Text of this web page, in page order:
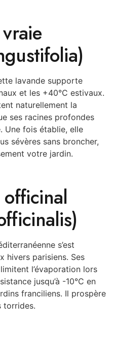
lavande supporte
et les +40°C estivaux.
naturellement la
ses racines profondes
Une fois établie, elle
sévères sans broncher,
votre jardin.
s’est
hivers parisiens. Ses
l’évaporation lors
jusqu’à -10°C en
franciliens. Il prospère
torrides.